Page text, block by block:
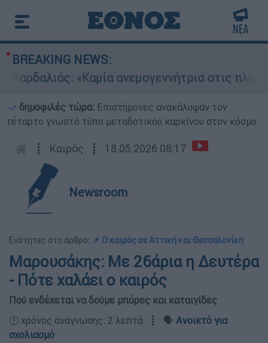
BREAKING NEWS:
«Καμία ανεμογεννήτρια στις
δημοφιλές τώρα: Επιστήμονες ανακάλυψαν τον
τέταρτο γνωστό τύπο μεταδοτικού καρκίνου στον κόσμο
┋ Καιρός ┋ 18.05.2026 08:17
Newsroom
Ενότητες στο άρθρο: 📌 Ο καιρός σε Αττική και Θεσσαλονίκη
Μαρουσάκης: Με 26άρια η Δευτέρα
- Πότε χαλάει ο καιρός
Πού ενδέχεται να δούμε μπόρες και καταιγίδες
🕛 χρόνος ανάγνωσης: 2 λεπτά ┋ 🗣️ Ανοικτό για
σχολιασμό